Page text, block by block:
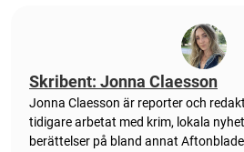
Skribent: Jonna Claesson
Jonna Claesson är reporter och
tidigare arbetat med krim, lokala
berättelser på bland annat